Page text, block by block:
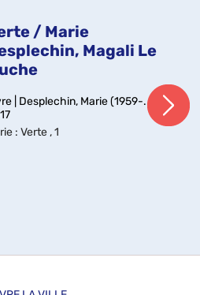
/ Marie
Magali Le
| Desplechin, Marie (1959-....) |
: Verte , 1